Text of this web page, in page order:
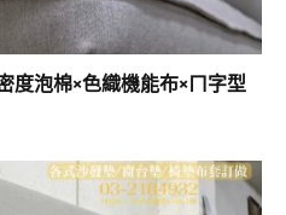
度泡棉×色織機能布×ㄇ字型